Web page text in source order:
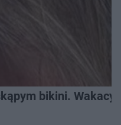
bikini.